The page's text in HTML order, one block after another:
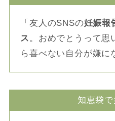
「友人のSNSの妊娠報
ス 。おめでとうって思
ら喜べない自分が嫌に
知恵袋